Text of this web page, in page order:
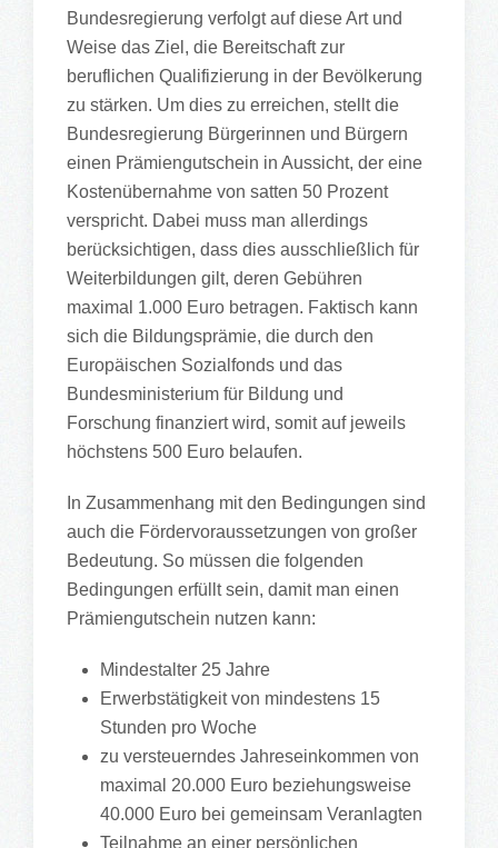
Bundesregierung verfolgt auf diese Art und
Weise das Ziel, die Bereitschaft zur
beruflichen Qualifizierung in der Bevölkerung
zu stärken. Um dies zu erreichen, stellt die
Bundesregierung Bürgerinnen und Bürgern
einen Prämiengutschein in Aussicht, der eine
Kostenübernahme von satten 50 Prozent
verspricht. Dabei muss man allerdings
berücksichtigen, dass dies ausschließlich für
Weiterbildungen gilt, deren Gebühren
maximal 1.000 Euro betragen. Faktisch kann
sich die Bildungsprämie, die durch den
Europäischen Sozialfonds und das
Bundesministerium für Bildung und
Forschung finanziert wird, somit auf jeweils
höchstens 500 Euro belaufen.
In Zusammenhang mit den Bedingungen sind
auch die Fördervoraussetzungen von großer
Bedeutung. So müssen die folgenden
Bedingungen erfüllt sein, damit man einen
Prämiengutschein nutzen kann:
Mindestalter 25 Jahre
Erwerbstätigkeit von mindestens 15
Stunden pro Woche
zu versteuerndes Jahreseinkommen von
maximal 20.000 Euro beziehungsweise
40.000 Euro bei gemeinsam Veranlagten
Teilnahme an einer persönlichen